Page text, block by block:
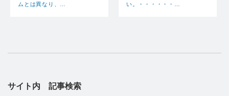
ムとは異なり、…
い。・・・・・・…
サイト内 記事検索